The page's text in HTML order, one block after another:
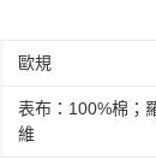
歐規
表布：100%棉；
維